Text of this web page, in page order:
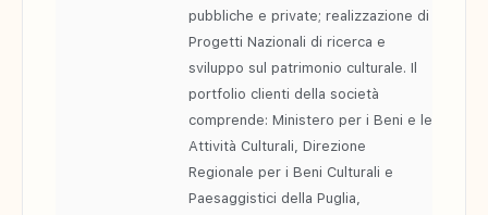
pubbliche e private; realizzazione di
Progetti Nazionali di ricerca e
sviluppo sul patrimonio culturale. Il
portfolio clienti della società
comprende: Ministero per i Beni e le
Attività Culturali, Direzione
Regionale per i Beni Culturali e
Paesaggistici della Puglia,